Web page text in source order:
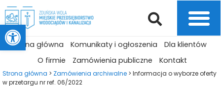
Otwórz pasek narzędzi
Strona główna Komunikaty i ogłoszenia
Dla klientów
O firmie
Zamówienia publiczne Kontakt
Strona główna > Zamówienia archiwalne > Informacja o wyborze oferty
w przetargu nr ref. 06/2022